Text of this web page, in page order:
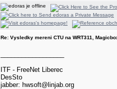
Re: Vysledky mereni CTU na WRT311,
ITF - FreeNet Liberec
DesSto
jabber: hwsoft@linjab.org